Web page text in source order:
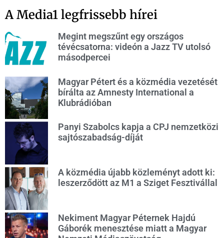
A Media1 legfrissebb hírei
Megint megszűnt egy országos
tévécsatorna: videón a Jazz TV utolsó
másodpercei
Magyar Pétert és a közmédia vezetését
bírálta az Amnesty International a
Klubrádióban
Panyi Szabolcs kapja a CPJ nemzetközi
sajtószabadság-díját
A közmédia újabb közleményt adott ki:
leszerződött az M1 a Sziget Fesztivállal
Nekiment Magyar Péternek Hajdú
Gáborék menesztése miatt a Magyar